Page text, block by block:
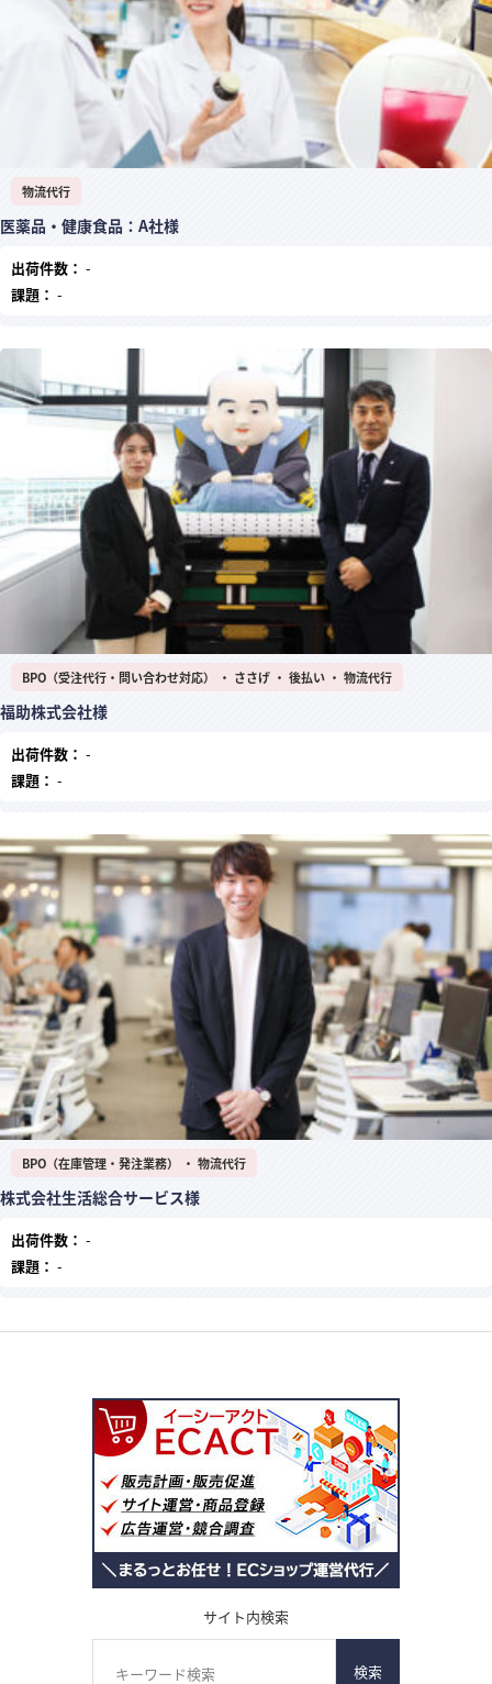
物流代行
医薬品・健康食品：A社様
出荷件数： -
課題： -
BPO（受注代行・問い合わせ対応） ・ ささげ ・ 後払い ・ 物流代行
福助株式会社様
出荷件数： -
課題： -
BPO（在庫管理・発注業務） ・ 物流代行
株式会社生活総合サービス様
出荷件数： -
課題： -
サイト内検索
検索